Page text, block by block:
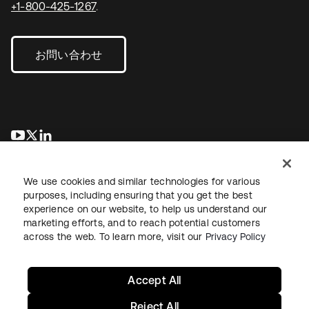
+1-800-425-1267.
お問い合わせ
新しいタブで開く
新しいタブで開く
法務プライバシーポリシーサイト利用規約セキュリティ
We use cookies and similar technologies for various
purposes, including ensuring that you get the best
experience on our website, to help us understand our
marketing efforts, and to reach potential customers
across the web. To learn more, visit our Privacy Policy
Reject All
Accept All